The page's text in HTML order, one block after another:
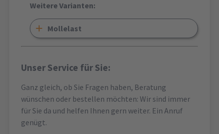
Weitere Varianten:
Mollelast
Unser Service für Sie:
Ganz gleich, ob Sie Fragen haben, Beratung
wünschen oder bestellen möchten: Wir sind immer
für Sie da und helfen Ihnen gern weiter. Ein Anruf
genügt.